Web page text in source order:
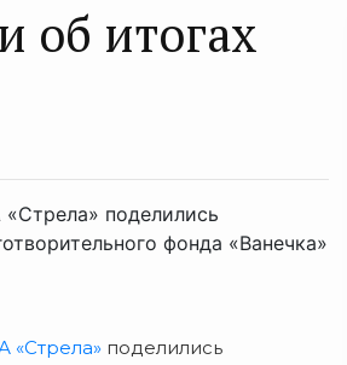
об итогах
поделились
фонда «Ванечка»
«Стрела» поделились